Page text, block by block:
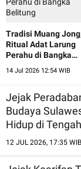
Tradisi Muang
Ritual Adat Larung
Perahu di Bangka
Belitung
14 Jul 2026 12:54 WIB
Jejak
Budaya
Hidup di
12 JUL 2026, 17:35 WIB